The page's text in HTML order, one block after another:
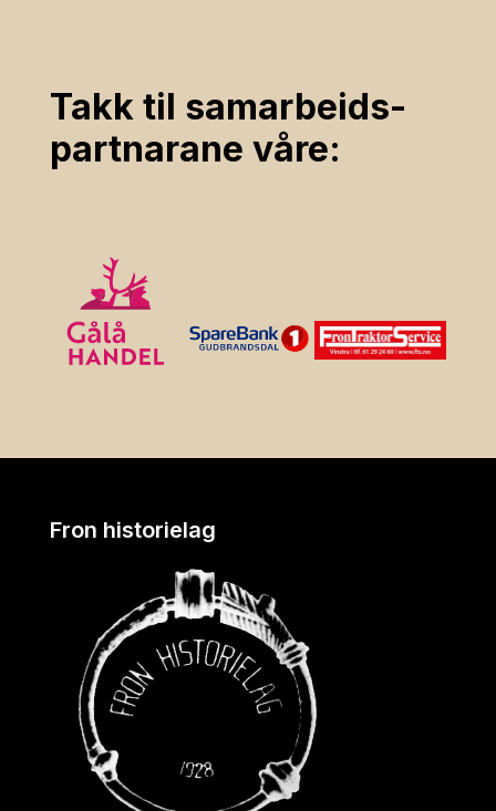
Takk til samarbeids­
partnarane våre:
Fron historielag